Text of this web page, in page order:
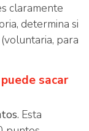
claramente
determina si
(voluntaria, para
sacar
. Esta